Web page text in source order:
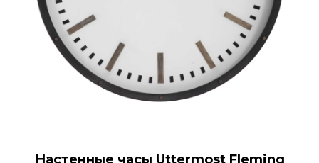
Настенные часы Uttermost Fleming